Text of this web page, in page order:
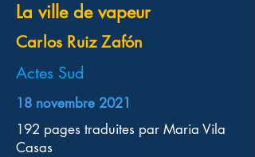
La ville de vapeur
Carlos Ruiz Zafón
Actes Sud
18 novembre 2021
192 pages traduites par Maria Vila
Casas